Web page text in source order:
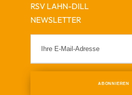
RSV LAHN-DILL
NEWSLETTER